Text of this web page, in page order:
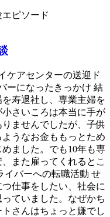
ピソード
ケアセンターの送迎ド
ーになったきっかけ 結
寿退社し、専業主婦を
さいころは本当に手が
ませんでしたが、子供
うなお金ももっとため
ました。でも10年も専
また雇ってくれるとこ
イバーへの転職活動 せ
仕事をしたい、社会に
ていました。なぜかち
さんはちょっと嫌でし